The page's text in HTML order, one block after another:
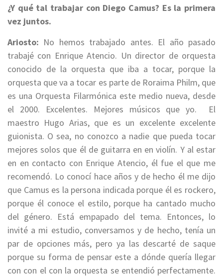
¿Y qué tal trabajar con Diego Camus? Es la primera
vez juntos.
Ariosto: No hemos trabajado antes. El año pasado
trabajé con EnriqueAtencio. Un director de orquesta
conocido de la orquesta que iba a tocar, porque la
orquesta que va a tocar es parte de Roraima Philm, que
es una Orquesta Filarmónica este medio nueva, desde
el 2000. Excelentes. Mejores músicos que yo.
El
maestro Hugo Arias, que es un excelente excelente
guionista. O sea, no conozco a nadie que pueda tocar
mejores solos que él de guitarra en en violín. Y al estar
en en contacto con Enrique Atencio, él fue el que me
recomendó. Lo conocí hace años y de hecho él me dijo
que Camus es la persona indicada porque él es rockero,
porque él conoce el estilo, porque ha cantado mucho
del género. Está empapado del tema. Entonces, lo
invité a mi estudio, conversamos y de hecho, tenía un
par de opciones más, pero ya las descarté de saque
porque su forma de pensar este a dónde quería llegar
con con el con la orquesta se entendió perfectamente.